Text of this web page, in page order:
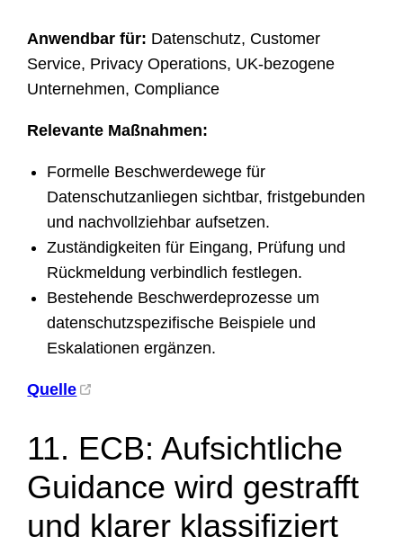
Anwendbar für: Datenschutz, Customer
Service, Privacy Operations, UK-bezogene
Unternehmen, Compliance
Relevante Maßnahmen:
Formelle Beschwerdewege für
Datenschutzanliegen sichtbar, fristgebunden
und nachvollziehbar aufsetzen.
Zuständigkeiten für Eingang, Prüfung und
Rückmeldung verbindlich festlegen.
Bestehende Beschwerdeprozesse um
datenschutzspezifische Beispiele und
Eskalationen ergänzen.
Quelle
11. ECB: Aufsichtliche
Guidance wird gestrafft
und klarer klassifiziert